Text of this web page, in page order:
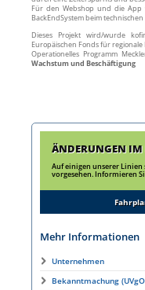
Für den Webshop und die App
BackEndSystem beim
Dieses Projekt wird/wurde
Europäischen Fonds für regionale
Operationelles Programm
Wachstum und Beschäftigung
ÄNDERUNGEN IM
Auf einigen unserer
vorgesehen. Informieren
Mehr Informationen
Unternehmen
Bekanntmachung